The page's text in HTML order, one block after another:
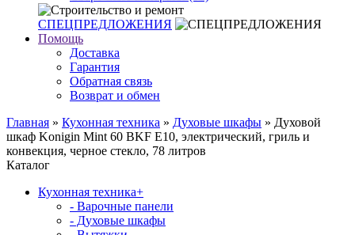
СПЕЦПРЕДЛОЖЕНИЯ
Помощь
Доставка
Гарантия
Обратная связь
Возврат и обмен
Главная » Кухонная техника » Духовые шкафы » Духовой
шкаф Konigin Mint 60 BKF E10, электрический, гриль и
конвекция, черное стекло, 78 литров
Каталог
Кухонная техника+
- Варочные панели
- Духовые шкафы